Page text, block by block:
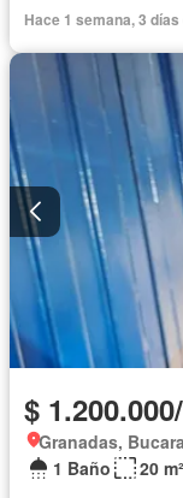
Hace 1 semana, 3
$
Granadas,
1 Baño
20 m²